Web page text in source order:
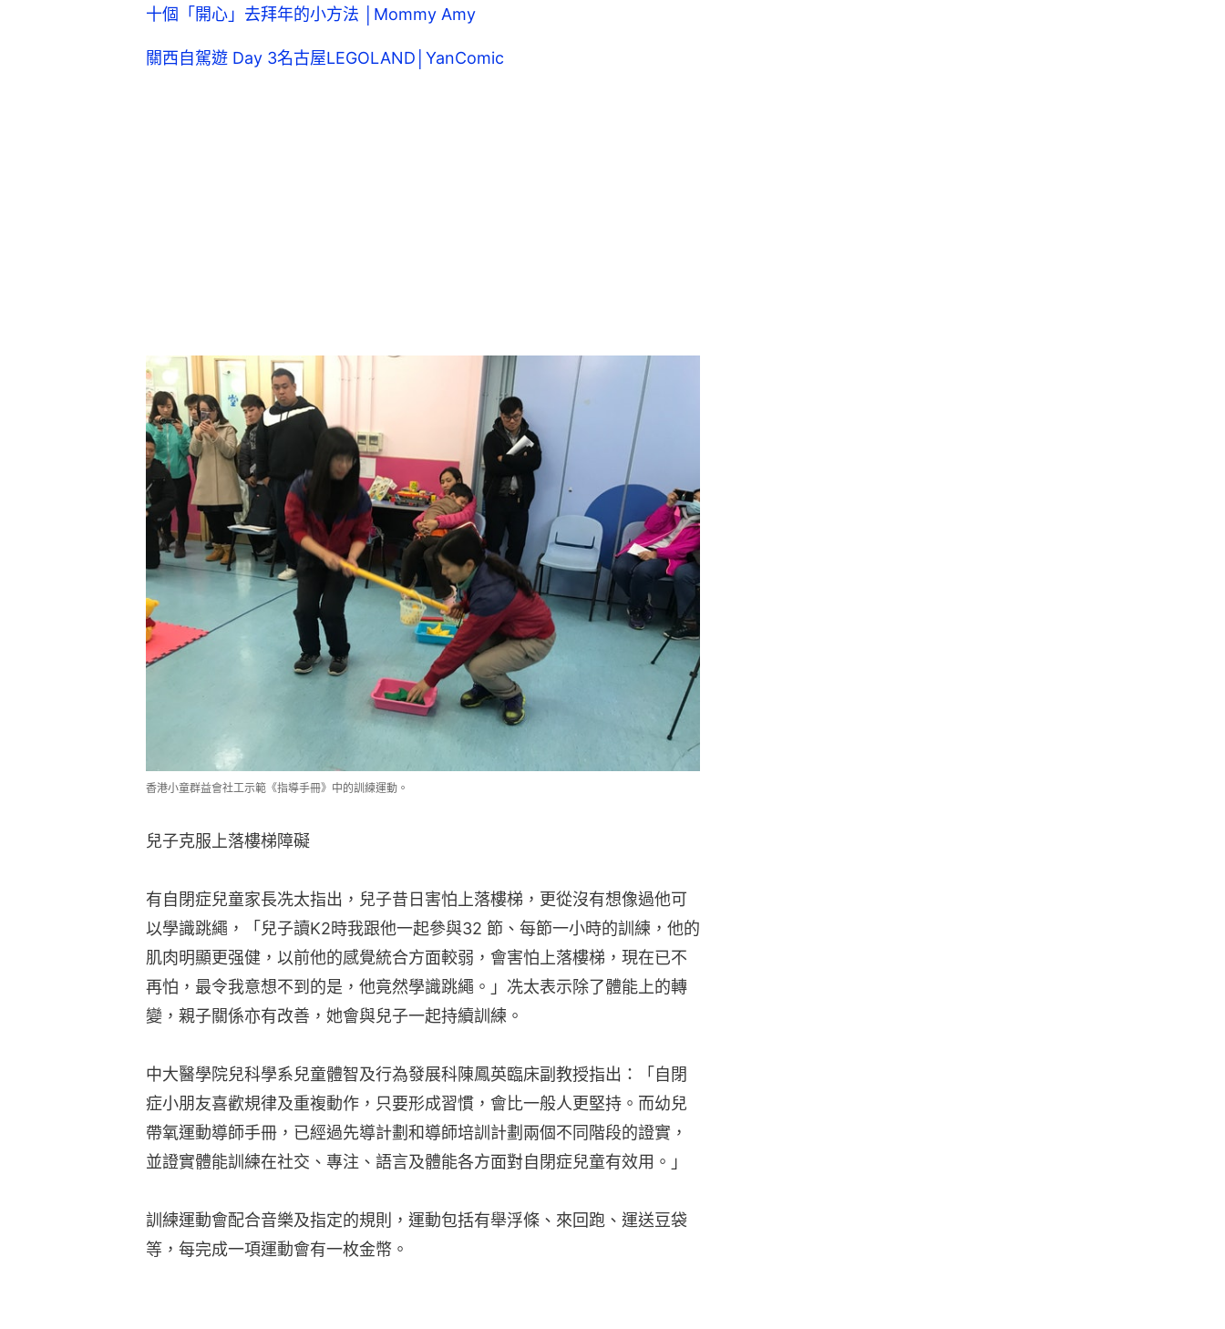
十個「開心」去拜年的小方法 │Mommy Amy
關西自駕遊 Day 3名古屋LEGOLAND│YanComic
香港小童群益會社工示範《指導手冊》中的訓練運動。
兒子克服上落樓梯障礙
有自閉症兒童家長冼太指出，兒子昔日害怕上落樓梯，更從沒有想像過他可
以學識跳繩，「兒子讀K2時我跟他一起參與32 節、每節一小時的訓練，他的
肌肉明顯更强健，以前他的感覺統合方面較弱，會害怕上落樓梯，現在已不
再怕，最令我意想不到的是，他竟然學識跳繩。」冼太表示除了體能上的轉
變，親子關係亦有改善，她會與兒子一起持續訓練。
中大醫學院兒科學系兒童體智及行為發展科陳鳳英臨床副教授指出：「自閉
症小朋友喜歡規律及重複動作，只要形成習慣，會比一般人更堅持。而幼兒
帶氧運動導師手冊，已經過先導計劃和導師培訓計劃兩個不同階段的證實，
並證實體能訓練在社交、專注、語言及體能各方面對自閉症兒童有效用。」
訓練運動會配合音樂及指定的規則，運動包括有舉浮條、來回跑、運送豆袋
等，每完成一項運動會有一枚金幣。